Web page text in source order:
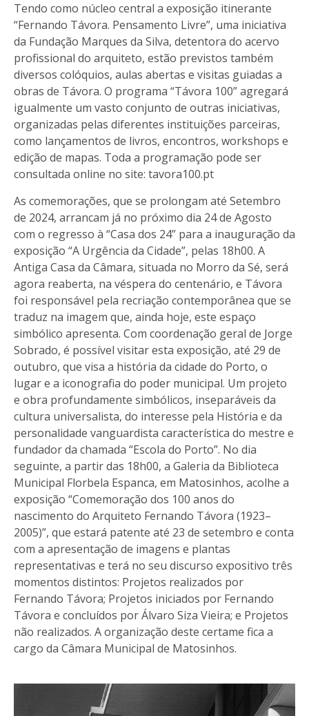
Tendo como núcleo central a exposição itinerante
“Fernando Távora. Pensamento Livre”, uma iniciativa
da Fundação Marques da Silva, detentora do acervo
profissional do arquiteto, estão previstos também
diversos colóquios, aulas abertas e visitas guiadas a
obras de Távora. O programa “Távora 100” agregará
igualmente um vasto conjunto de outras iniciativas,
organizadas pelas diferentes instituições parceiras,
como lançamentos de livros, encontros, workshops e
edição de mapas. Toda a programação pode ser
consultada online no site: tavora100.pt
As comemorações, que se prolongam até Setembro
de 2024, arrancam já no próximo dia 24 de Agosto
com o regresso à “Casa dos 24” para a inauguração da
exposição “A Urgência da Cidade”, pelas 18h00. A
Antiga Casa da Câmara, situada no Morro da Sé, será
agora reaberta, na véspera do centenário, e Távora
foi responsável pela recriação contemporânea que se
traduz na imagem que, ainda hoje, este espaço
simbólico apresenta. Com coordenação geral de Jorge
Sobrado, é possível visitar esta exposição, até 29 de
outubro, que visa a história da cidade do Porto, o
lugar e a iconografia do poder municipal. Um projeto
e obra profundamente simbólicos, inseparáveis da
cultura universalista, do interesse pela História e da
personalidade vanguardista característica do mestre e
fundador da chamada “Escola do Porto”. No dia
seguinte, a partir das 18h00, a Galeria da Biblioteca
Municipal Florbela Espanca, em Matosinhos, acolhe a
exposição “Comemoração dos 100 anos do
nascimento do Arquiteto Fernando Távora (1923–
2005)”, que estará patente até 23 de setembro e conta
com a apresentação de imagens e plantas
representativas e terá no seu discurso expositivo três
momentos distintos: Projetos realizados por
Fernando Távora; Projetos iniciados por Fernando
Távora e concluídos por Álvaro Siza Vieira; e Projetos
não realizados. A organização deste certame fica a
cargo da Câmara Municipal de Matosinhos.